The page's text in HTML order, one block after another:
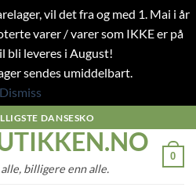
vil det fra og med 1. Mai i år
varer / varer som IKKE er på
bli leveres i August!
sendes umiddelbart.
Dismiss
DANSESKO
billigere enn alle.
0